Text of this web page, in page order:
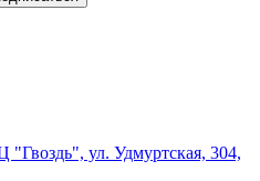
"Гвоздь", ул. Удмуртская, 304,